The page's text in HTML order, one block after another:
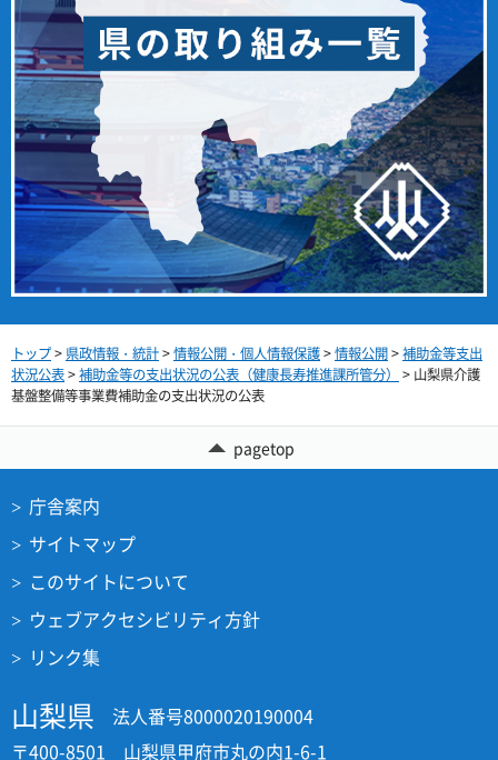
トップ> 県政情報・統計>情報公開・個人情報保護>情報公開>補助金等支出
状況公表>補助金等の支出状況の公表（健康長寿推進課所管分）
> 山梨県介護
基盤整備等事業費補助金の支出状況の公表
pagetop
庁舎案内
サイトマップ
このサイトについて
ウェブアクセシビリティ方針
リンク集
山梨県
法人番号8000020190004
〒400-8501 山梨県甲府市丸の内1-6-1